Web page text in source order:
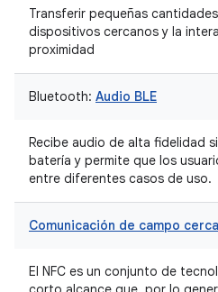
Transferir pequeñas
dispositivos cercanos y la
proximidad
Bluetooth: Audio BLE
Recibe audio de alta fidelidad
batería y permite que los
entre diferentes casos de uso.
Comunicación de campo
El NFC es un conjunto de